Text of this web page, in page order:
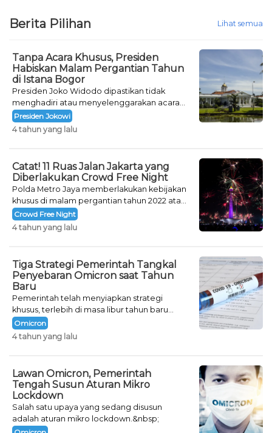
Berita Pilihan Lihat semua
Tanpa Acara Khusus, Presiden
Habiskan Malam Pergantian Tahun
di Istana Bogor
Presiden Joko Widodo dipastikan tidak
menghadiri atau menyelenggarakan acara
khusus untuk mengisi malam pergantian
tahun.
Presiden Jokowi
4 tahun yang lalu
Catat! 11 Ruas Jalan Jakarta yang
Diberlakukan Crowd Free Night
Polda Metro Jaya memberlakukan kebijakan
khusus di malam pergantian tahun 2022 atau
Crowd Free Night selama dua hari.
Crowd Free Night
4 tahun yang lalu
Tiga Strategi Pemerintah Tangkal
Penyebaran Omicron saat Tahun
Baru
Pemerintah telah menyiapkan strategi
khusus, terlebih di masa libur tahun baru
seperti saat ini.
Omicron
4 tahun yang lalu
Lawan Omicron, Pemerintah
Tengah Susun Aturan Mikro
Lockdown
Salah satu upaya yang sedang disusun
adalah aturan mikro lockdown.&nbsp;